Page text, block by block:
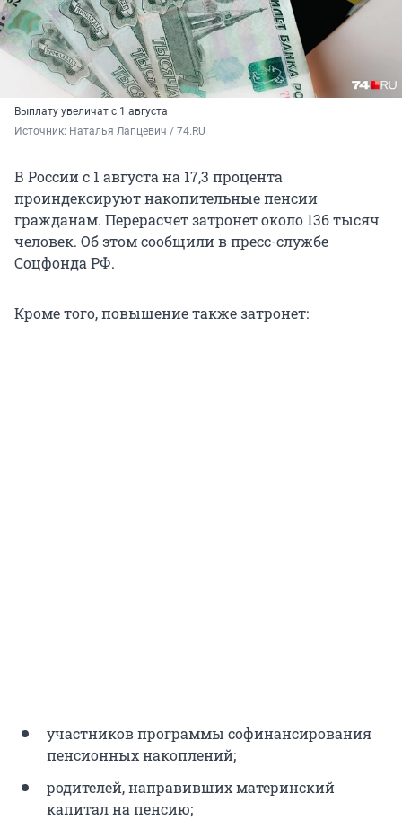
Выплату увеличат с 1 августа
Источник: Наталья Лапцевич / 74.RU
В России с 1 августа на 17,3 процента
проиндексируют накопительные пенсии
гражданам. Перерасчет затронет около 136 тысяч
человек. Об этом сообщили в пресс-службе
Соцфонда РФ.
Кроме того, повышение также затронет:
участников программы софинансирования
пенсионных накоплений;
родителей, направивших материнский
капитал на пенсию;